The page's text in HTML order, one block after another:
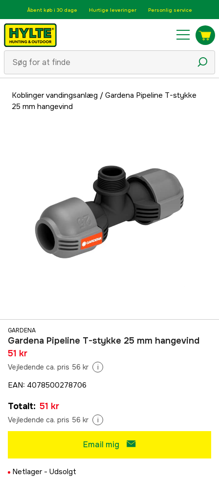
Åbent køb i 30 dage Hurtige leveringer Personlig service
Koblinger vandingsanlæg / Gardena Pipeline T-stykke
25 mm hangevind
GARDENA
Gardena Pipeline T-stykke 25 mm hangevind
51 kr
Vejledende ca. pris 56 kr i
EAN: 4078500278706
Totalt: 51 kr
Vejledende ca. pris 56 kr i
Email mig
Netlager - Udsolgt